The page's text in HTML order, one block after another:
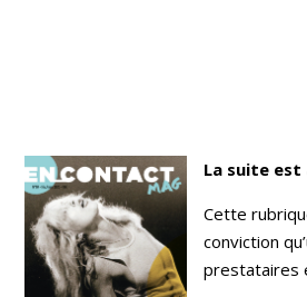
La suite est
Cette
conviction
prestataires